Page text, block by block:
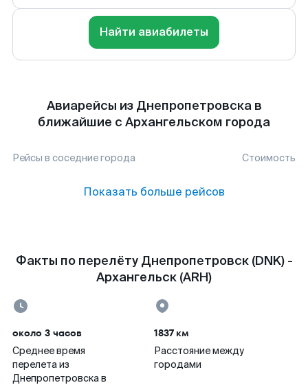
Найти авиабилеты
Авиарейсы из Днепропетровска в
ближайшие с Архангельском города
Рейсы в соседние города Стоимость
Показать больше рейсов
Факты по перелёту Днепропетровск (DNK) -
Архангельск (ARH)
около 3 часов
Среднее время
перелета из
Днепропетровска в
1837 км
Расстояние между
городами